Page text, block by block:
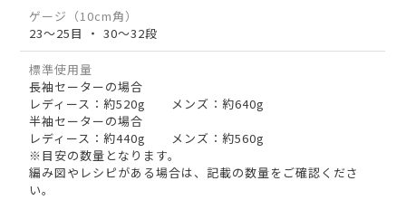
ゲージ（10cm角）
23～25目 ・ 30～32段
標準使用量
長袖セーターの場合
レディース：約520g メンズ：約640g
半袖セーターの場合
レディース：約440g メンズ：約560g
※目安の数量となります。
編み図やレシピがある場合は、記載の数量をご確認くださ
い。